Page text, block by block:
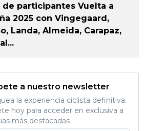
de participantes Vuelta a
2025 con Vingegaard,
Landa, Almeida, Carapaz,
a nuestro newsletter
la experiencia ciclista definitiva:
hoy para acceder en exclusiva a
más destacadas